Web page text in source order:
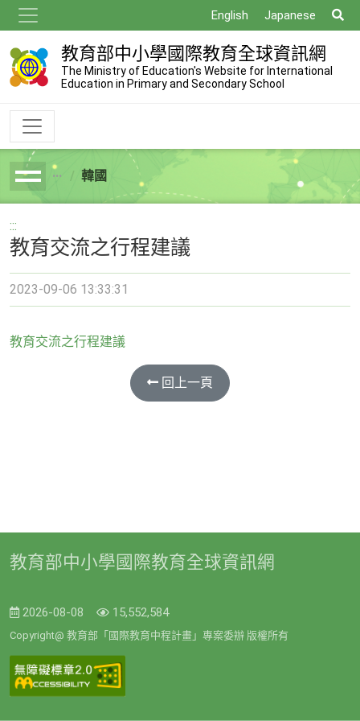
到
主
要
內
English Japanese
尋
教育部中小學國際教育全球資訊網
The Ministry of Education's Website for International
Education in Primary and Secondary School
breadcrumb韓國
:::
教育交流之行程建議
2023-09-06 13:33:31
教育交流之行程建議
回上一頁
教育部中小學國際教育全球資訊網
2026-08-08 15,552,584
Copyright@ 教育部「國際教育中程計畫」專案委辦 版權所有